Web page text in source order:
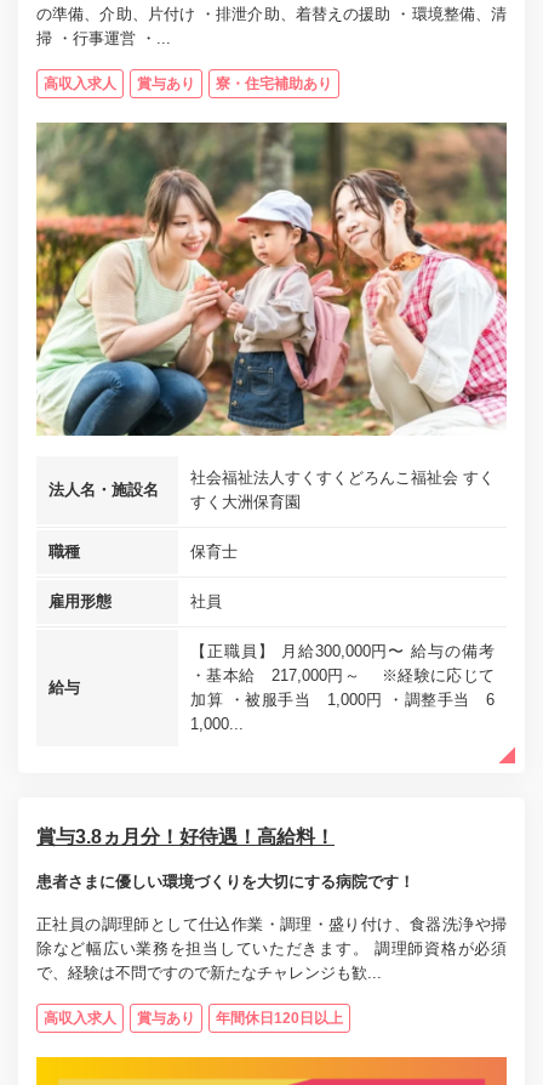
の準備、介助、片付け ・排泄介助、着替えの援助 ・環境整備、清
掃 ・行事運営 ・...
高収入求人 賞与あり 寮・住宅補助あり
法人名・施設名
社会福祉法人すくすくどろんこ福祉会 すく
すく大洲保育園
職種 保育士
雇用形態 社員
給与
【正職員】 月給300,000円〜 給与の備考
・基本給 217,000円～ ※経験に応じて
加算 ・被服手当 1,000円 ・調整手当 6
1,000...
賞与3.8ヵ月分！好待遇！高給料！
患者さまに優しい環境づくりを大切にする病院です！
正社員の調理師として仕込作業・調理・盛り付け、食器洗浄や掃
除など幅広い業務を担当していただきます。 調理師資格が必須
で、経験は不問ですので新たなチャレンジも歓...
高収入求人 賞与あり 年間休日120日以上